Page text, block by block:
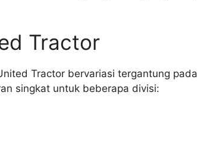
Tractor
Tractor bervariasi tergantung pada
singkat untuk beberapa divisi: